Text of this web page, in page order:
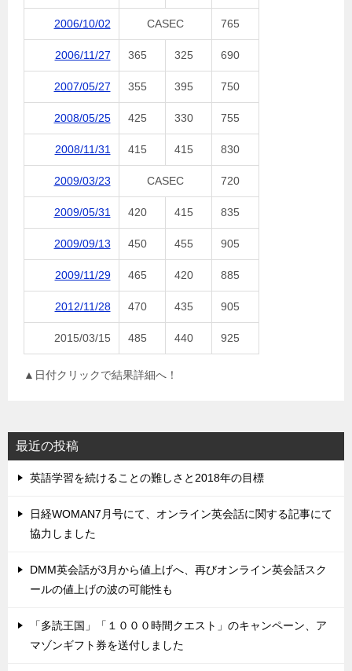
2006/10/02 CASEC 765
2006/11/27 365 325 690
2007/05/27 355 395 750
2008/05/25 425 330 755
2008/11/31 415 415 830
2009/03/23 CASEC 720
2009/05/31 420 415 835
2009/09/13 450 455 905
2009/11/29 465 420 885
2012/11/28 470 435 905
2015/03/15 485 440 925
▲日付クリックで結果詳細へ！
最近の投稿
英語学習を続けることの難しさと2018年の目標
日経WOMAN7月号にて、オンライン英会話に関する記事にて
協力しました
DMM英会話が3月から値上げへ、再びオンライン英会話スク
ールの値上げの波の可能性も
「多読王国」「１０００時間クエスト」のキャンペーン、ア
マゾンギフト券を送付しました